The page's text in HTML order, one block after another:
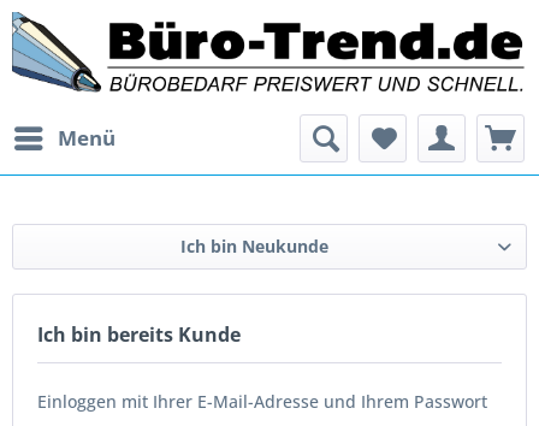
Menü
Ich bin Neukunde
Ich bin bereits Kunde
Einloggen mit Ihrer E-Mail-Adresse und Ihrem Passwort